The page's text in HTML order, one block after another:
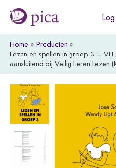
naar
de
inhoud
Home
Producten
Lezen en spellen in groep 3 –
aansluitend bij Veilig Leren Lezen